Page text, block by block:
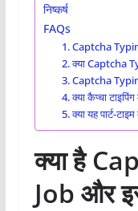
निष्कर्ष
FAQs
1. Captcha
2. क्या Captcha
3. Captcha
4. क्या कैप्चा
5. क्या यह पार्ट-
क्या है
Job और